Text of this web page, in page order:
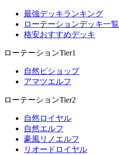
最強デッキランキング
ローテーションデッキ一覧
格安おすすめデッキ
ローテーションTier1
自然ビショップ
アマツエルフ
ローテーションTier2
自然ロイヤル
自然エルフ
豪風リノエルフ
リオードロイヤル